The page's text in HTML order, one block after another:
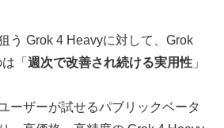
う Grok 4 Heavyに対して、Grok
「 週次で改善され続ける実用性」
ーザーが試せるパブリックベータ